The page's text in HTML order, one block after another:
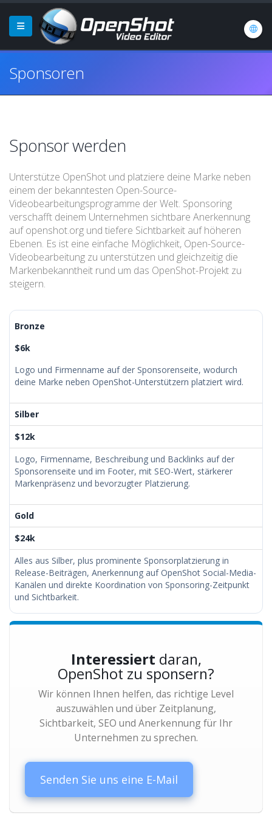
Sponsoren
Sponsor werden
Unterstütze OpenShot und platziere deine Marke neben
einem der bekanntesten Open-Source-
Videobearbeitungsprogramme der Welt. Sponsoring
verschafft deinem Unternehmen sichtbare Anerkennung
auf openshot.org und tiefere Sichtbarkeit auf höheren
Ebenen. Es ist eine einfache Möglichkeit, Open-Source-
Videobearbeitung zu unterstützen und gleichzeitig die
Markenbekanntheit rund um das OpenShot-Projekt zu
steigern.
Bronze
$6k
Logo und Firmenname auf der Sponsorenseite, wodurch
deine Marke neben OpenShot-Unterstützern platziert wird.
Silber
$12k
Logo, Firmenname, Beschreibung und Backlinks auf der
Sponsorenseite und im Footer, mit SEO-Wert, stärkerer
Markenpräsenz und bevorzugter Platzierung.
Gold
$24k
Alles aus Silber, plus prominente Sponsorplatzierung in
Release-Beiträgen, Anerkennung auf OpenShot Social-Media-
Kanälen und direkte Koordination von Sponsoring-Zeitpunkt
und Sichtbarkeit.
Interessiert daran,
OpenShot zu sponsern?
Wir können Ihnen helfen, das richtige Level
auszuwählen und über Zeitplanung,
Sichtbarkeit, SEO und Anerkennung für Ihr
Unternehmen zu sprechen.
Senden Sie uns eine E-Mail